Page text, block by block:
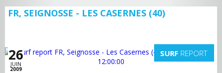
FR, SEIGNOSSE - LES CASERNES (40)
26
JUIN
2009
SURF REPORT